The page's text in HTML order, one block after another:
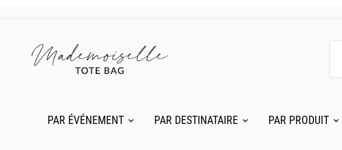
PAR ÉVÉNEMENT PAR DESTINATAIRE PAR PRODUIT